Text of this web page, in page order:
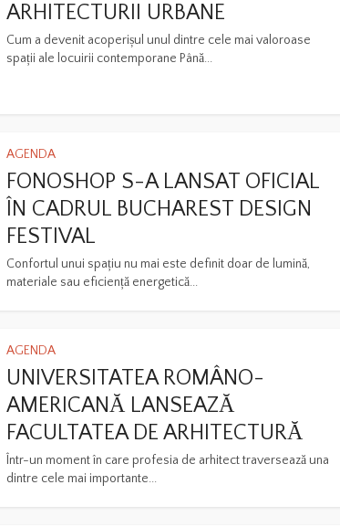
ARHITECTURII URBANE
Cum a devenit acoperișul unul dintre cele mai valoroase
spații ale locuirii contemporane Până...
AGENDA
FONOSHOP S-A LANSAT OFICIAL
ÎN CADRUL BUCHAREST DESIGN
FESTIVAL
Confortul unui spațiu nu mai este definit doar de lumină,
materiale sau eficiență energetică...
AGENDA
UNIVERSITATEA ROMÂNO-
AMERICANĂ LANSEAZĂ
FACULTATEA DE ARHITECTURĂ
Într-un moment în care profesia de arhitect traversează una
dintre cele mai importante...